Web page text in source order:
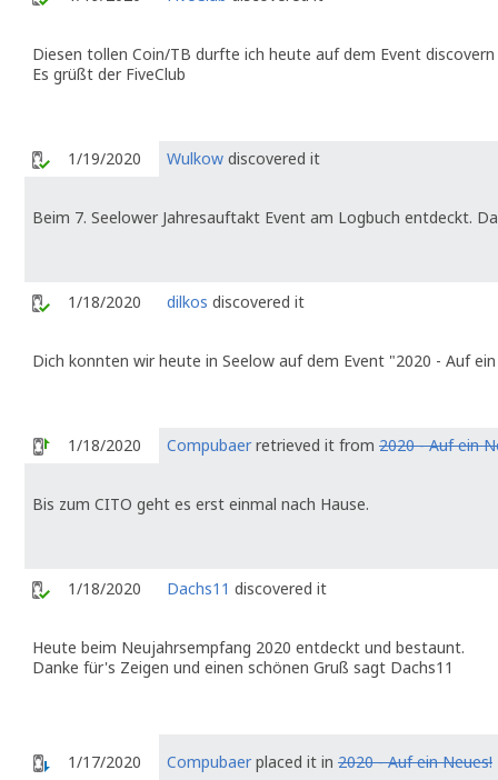
Diesen tollen Coin/TB durfte ich heute auf dem Event
Es grüßt der FiveClub
1/19/2020 Wulkow discovered it
Beim 7. Seelower Jahresauftakt Event am Logbuch entdeckt.
1/18/2020 dilkos discovered it
Dich konnten wir heute in Seelow auf dem Event "2020 - Auf
1/18/2020 Compubaer retrieved it from 2020 - Auf ein
Bis zum CITO geht es erst einmal nach Hause.
1/18/2020 Dachs11 discovered it
Heute beim Neujahrsempfang 2020 entdeckt und bestaunt.
Danke für's Zeigen und einen schönen Gruß sagt Dachs11
1/17/2020 Compubaer placed it in 2020 - Auf ein Neues!